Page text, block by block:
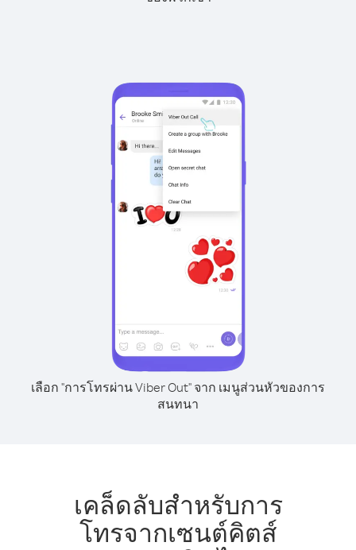
เลือก "การโทรผ่าน Viber Out" จาก เมนูส่วนหัวของการ
สนทนา
เคล็ดลับสำหรับการ
โทรจากเซนต์คิตส์